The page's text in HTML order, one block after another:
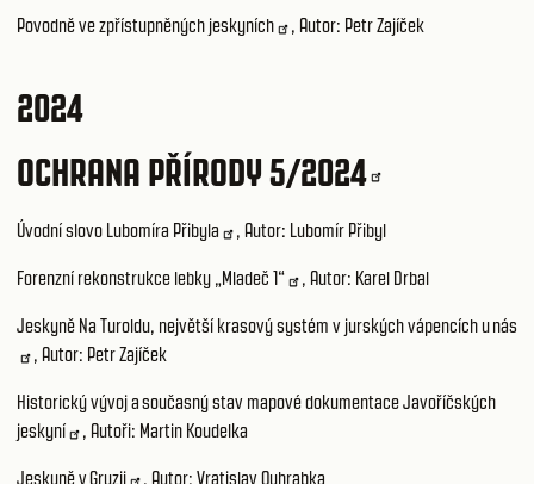
Povodně ve zpřístupněných jeskyních , Autor: Petr Zajíček
2024
OCHRANA PŘÍRODY 5/2024
Úvodní slovo Lubomíra Přibyla , Autor: Lubomír Přibyl
Forenzní rekonstrukce lebky „Mladeč 1“ , Autor: Karel Drbal
Jeskyně Na Turoldu, největší krasový systém v jurských vápencích u nás
, Autor: Petr Zajíček
Historický vývoj a současný stav mapové dokumentace Javoříčských
jeskyní
, Autoři: Martin Koudelka
Jeskyně v Gruzii , Autor: Vratislav Ouhrabka